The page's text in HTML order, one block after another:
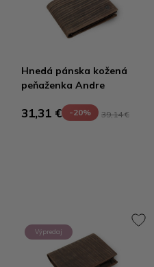
Hnedá pánska kožená
peňaženka Andre
31,31 € -20% 39,14 €
Výpredaj